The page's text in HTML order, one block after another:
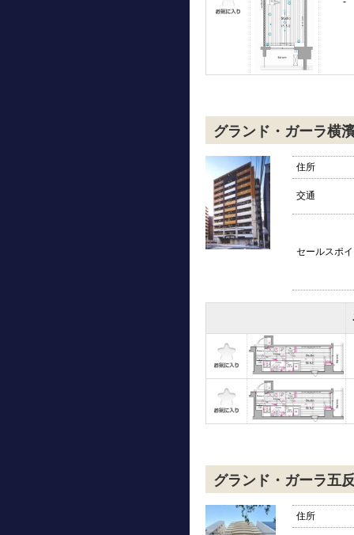
グランド・ガーラ横
住所
交通
セールスポ
グランド・ガーラ五
住所